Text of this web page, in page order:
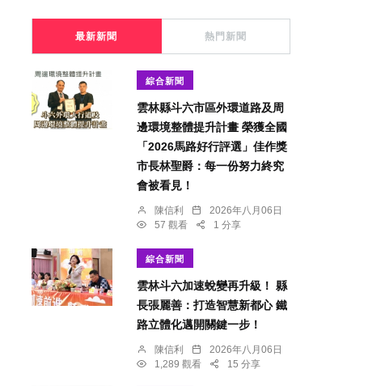
最新新聞 熱門新聞
綜合新聞
雲林縣斗六市區外環道路及周
邊環境整體提升計畫 榮獲全國
「2026馬路好行評選」佳作獎
市長林聖爵：每一份努力終究
會被看見！
陳信利
2026年八月06日
57 觀看
1 分享
綜合新聞
雲林斗六加速蛻變再升級！ 縣
長張麗善：打造智慧新都心 鐵
路立體化邁開關鍵一步！
陳信利
2026年八月06日
1,289 觀看
15 分享